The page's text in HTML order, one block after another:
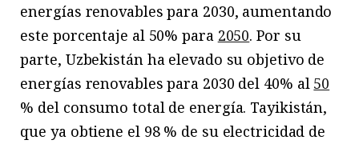
energías renovables para 2030, aumentando
este porcentaje al 50% para 2050. Por su
parte, Uzbekistán ha elevado su objetivo de
energías renovables para 2030 del 40% al 50
% del consumo total de energía. Tayikistán,
que ya obtiene el 98 % de su electricidad de